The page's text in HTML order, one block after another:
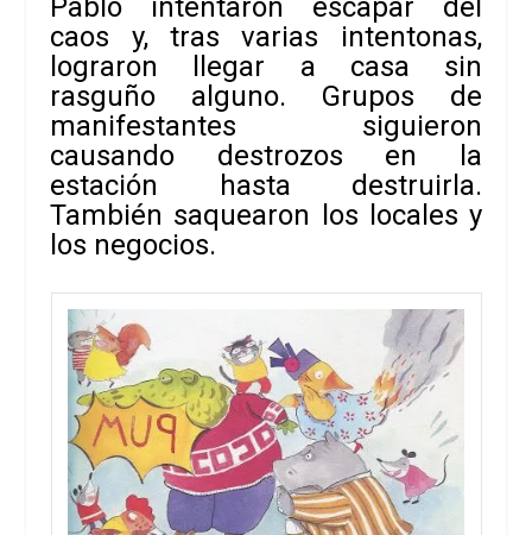
Pablo intentaron escapar del
caos y, tras varias intentonas,
lograron llegar a casa sin
rasguño alguno. Grupos de
manifestantes siguieron
causando destrozos en la
estación hasta destruirla.
También saquearon los locales y
los negocios.